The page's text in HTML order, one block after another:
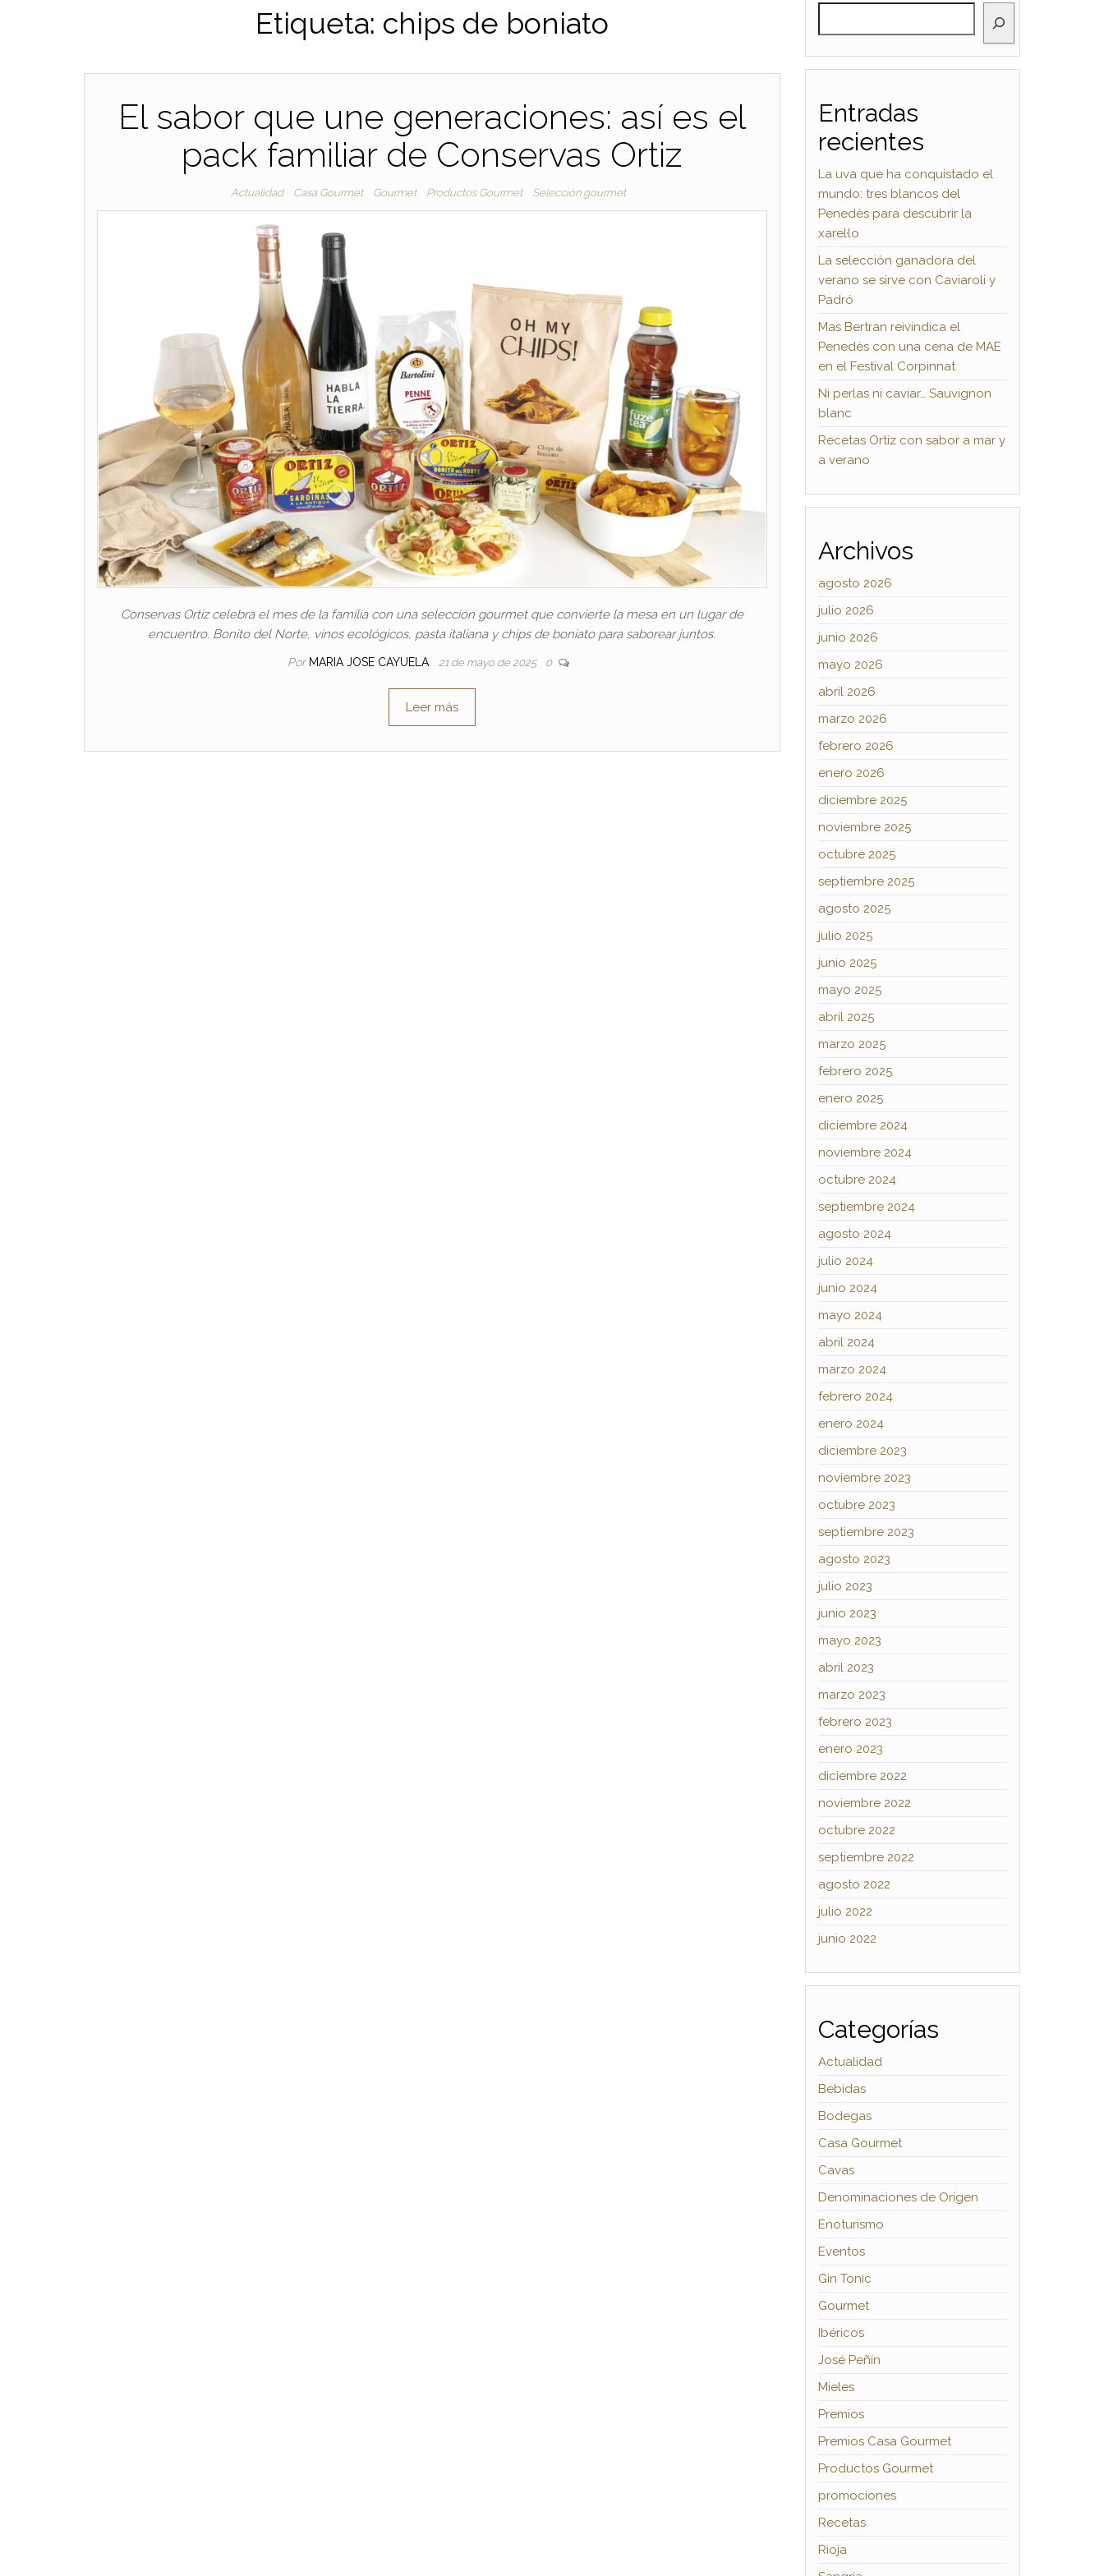
Etiqueta: chips de boniato
El sabor que une generaciones: así es el
pack familiar de Conservas Ortiz
Actualidad Casa Gourmet Gourmet Productos Gourmet Selección gourmet
Conservas Ortiz celebra el mes de la familia con una selección gourmet que convierte la mesa en un lugar de
encuentro. Bonito del Norte, vinos ecológicos, pasta italiana y chips de boniato para saborear juntos.
Por MARIA JOSE CAYUELA 21 de mayo de 2025 0
Leer más
Entradas
recientes
La uva que ha conquistado el
mundo: tres blancos del
Penedès para descubrir la
xarel·lo
La selección ganadora del
verano se sirve con Caviaroli y
Padró
Mas Bertran reivindica el
Penedès con una cena de MAE
en el Festival Corpinnat
Ni perlas ni caviar… Sauvignon
blanc
Recetas Ortiz con sabor a mar y
a verano
Archivos
agosto 2026
julio 2026
junio 2026
mayo 2026
abril 2026
marzo 2026
febrero 2026
enero 2026
diciembre 2025
noviembre 2025
octubre 2025
septiembre 2025
agosto 2025
julio 2025
junio 2025
mayo 2025
abril 2025
marzo 2025
febrero 2025
enero 2025
diciembre 2024
noviembre 2024
octubre 2024
septiembre 2024
agosto 2024
julio 2024
junio 2024
mayo 2024
abril 2024
marzo 2024
febrero 2024
enero 2024
diciembre 2023
noviembre 2023
octubre 2023
septiembre 2023
agosto 2023
julio 2023
junio 2023
mayo 2023
abril 2023
marzo 2023
febrero 2023
enero 2023
diciembre 2022
noviembre 2022
octubre 2022
septiembre 2022
agosto 2022
julio 2022
junio 2022
Categorías
Actualidad
Bebidas
Bodegas
Casa Gourmet
Cavas
Denominaciones de Origen
Enoturismo
Eventos
Gin Tonic
Gourmet
Ibéricos
José Peñín
Mieles
Premios
Premios Casa Gourmet
Productos Gourmet
promociones
Recetas
Rioja